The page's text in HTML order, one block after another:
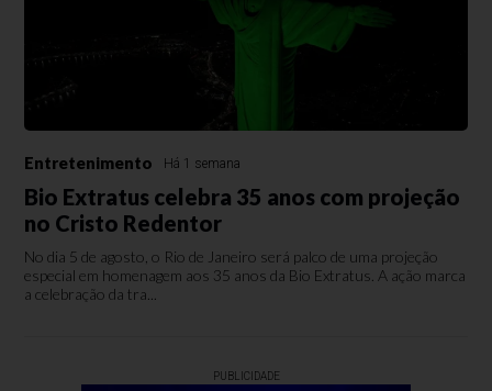
Entretenimento Há 1 semana
Bio Extratus celebra 35 anos com projeção
no Cristo Redentor
No dia 5 de agosto, o Rio de Janeiro será palco de uma projeção
especial em homenagem aos 35 anos da Bio Extratus. A ação marca
a celebração da tra...
PUBLICIDADE